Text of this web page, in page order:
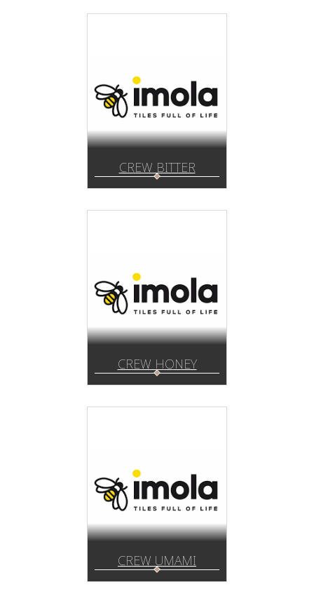
CREW BITTER
CREW HONEY
CREW UMAMI